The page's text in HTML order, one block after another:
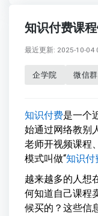
知识付费课
最近更新: 2025-10-04
企学院 微信
知识付费是一个
始通过网络教别
老师开视频课程
模式叫做“知识付
越来越多的人想
何知道自己课程
候买的？这些信